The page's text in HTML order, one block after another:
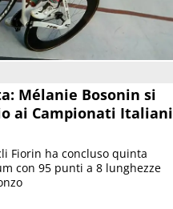
Mélanie Bosonin si
ai Campionati Italiani
Fiorin ha concluso quinta
con 95 punti a 8 lunghezze